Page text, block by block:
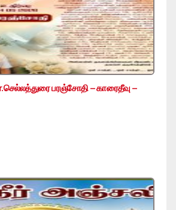
பரஞ்சோதி – காரைதீவு –